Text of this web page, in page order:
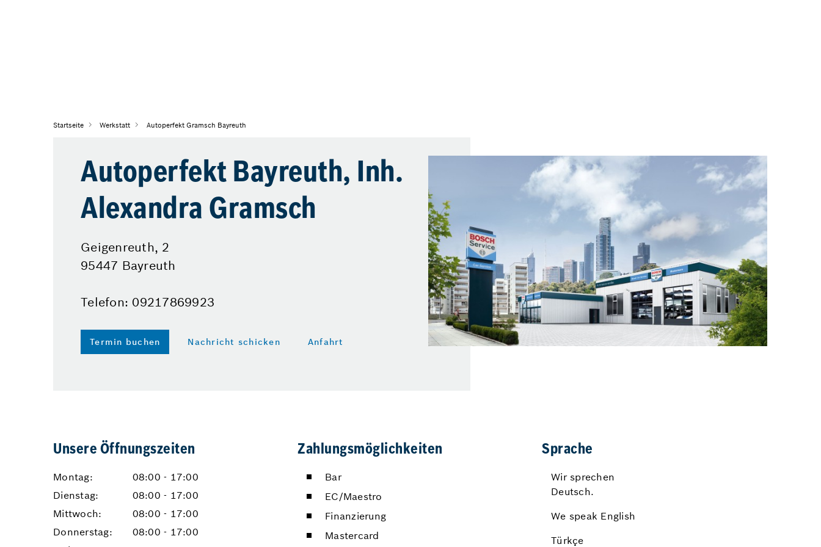
Startseite Werkstatt Autoperfekt Gramsch Bayreuth
Autoperfekt Bayreuth, Inh.
Alexandra Gramsch
Geigenreuth, 2
95447 Bayreuth
Telefon: 09217869923
Termin buchen Nachricht schicken Anfahrt
Unsere Öffnungszeiten
Montag:
08:00 - 17:00
Dienstag:
08:00 - 17:00
Mittwoch:
08:00 - 17:00
Donnerstag:
08:00 - 17:00
Zahlungsmöglichkeiten
Bar
EC/Maestro
Finanzierung
Mastercard
Sprache
Wir sprechen
Deutsch.
We speak English
Türkçe